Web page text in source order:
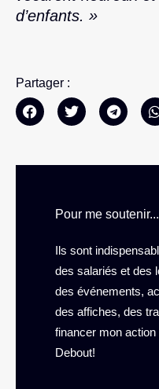
d’enfants. »
Partager :
Pour me
Ils sont
des salariés et des
des événements,
des affiches, des
financer mon
Debout!